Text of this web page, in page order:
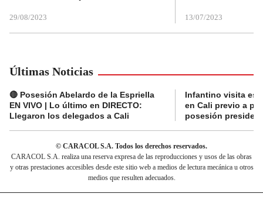
29/08/2023 13/07/2023
Últimas Noticias
🔴 Posesión Abelardo de la Espriella
EN VIVO | Lo último en DIRECTO:
Llegaron los delegados a Cali
Infantino visita
en Cali previo a
posesión
© CARACOL S.A. Todos los derechos reservados.
CARACOL S.A. realiza una reserva expresa de las reproducciones y usos de las obras
y otras prestaciones accesibles desde este sitio web a medios de lectura mecánica u otros
medios que resulten adecuados.